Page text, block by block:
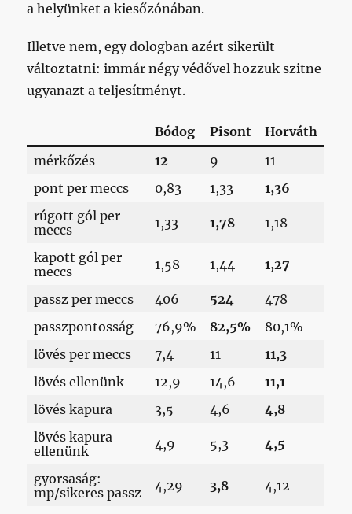
a helyünket a kiesőzónában.
Illetve nem, egy dologban azért sikerült
változtatni: immár négy védővel hozzuk szitne
ugyanazt a teljesítményt.
Bódog Pisont
Horváth
mérkőzés
12 9
11
pont per meccs
0,83 1,33
1,36
rúgott gól per
meccs
1,33 1,78 1,18
kapott gól per
meccs
1,58 1,44 1,27
passz per meccs 406 524
478
passzpontosság
76,9% 82,5%
80,1%
lövés per meccs
7,4 11
11,3
lövés ellenünk
12,9 14,6
11,1
lövés kapura
3,5 4,6
4,8
lövés kapura
ellenünk
4,9 5,3 4,5
gyorsaság:
mp/sikeres passz
4,29 3,8 4,12